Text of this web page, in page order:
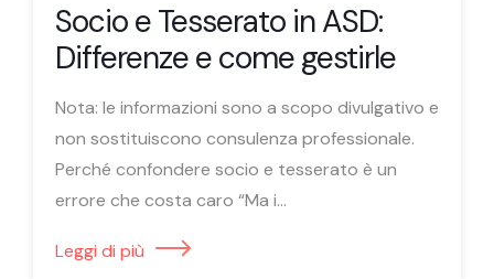
Socio e Tesserato in ASD:
Differenze e come gestirle
Nota: le informazioni sono a scopo divulgativo e
non sostituiscono consulenza professionale.
Perché confondere socio e tesserato è un
errore che costa caro “Ma i...
Leggi di più